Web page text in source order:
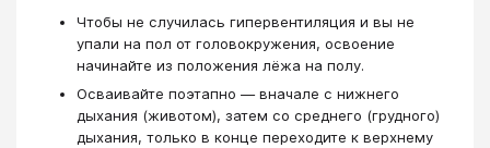
Чтобы не случилась гипервентиляция и вы не
упали на пол от головокружения, освоение
начинайте из положения лёжа на полу.
Осваивайте поэтапно — вначале с нижнего
дыхания (животом), затем со среднего (грудного)
дыхания, только в конце переходите к верхнему